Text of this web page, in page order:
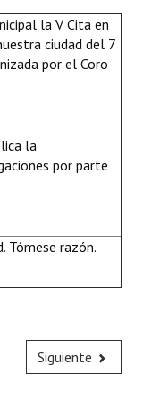
la V Cita en
ciudad del 7
por el Coro
la
por parte
Tómese razón.
Siguiente